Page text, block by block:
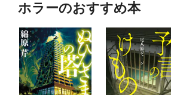
ホラーのおすすめ本